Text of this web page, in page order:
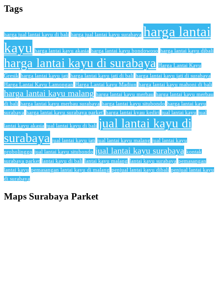
Tags
harga jual lantai kayu di bali harga jual lantai kayu surabaya harga lantai
kayu harga lantai kayu akasia harga lantai kayu bondowoso harga lantai kayu dibali
harga lantai kayu di surabaya Harga Lantai Kayu
Gresik harga lantai kayu jati harga lantai kayu jati di bali harga lantai kayu jati di surabaya
Harga Lantai Kayu Lamongan Harga Lantai kayu Madiun harga lantai kayu mahoni di bali
harga lantai kayu malang harga lantai kayu merbau harga lantai kayu merbau
di bali harga lantai kayu merbau surabaya harga lantai kayu situbondo harga lantai kayu
surabaya harga lantai kayu surabaya parket' harga lantai kyau kediri jual lantai kayu jual
lantai kayu akasia jual lantai kayu di bali jual lantai kayu di
surabaya jual lantai kayu jati jual lantai kayu malang jual lantai kayu
probolinggo jual lantai kayu situbondo jual lantai kayu surabaya kontak
surabaya parket lantai kayu di bali lantai kayu malang lantai kayu surabaya pemasangan
lantai kayu pemasangan lantai kayu di malang penjual lantai kayu dibali penjual lantai kayu
di surabaya
Maps Surabaya Parket